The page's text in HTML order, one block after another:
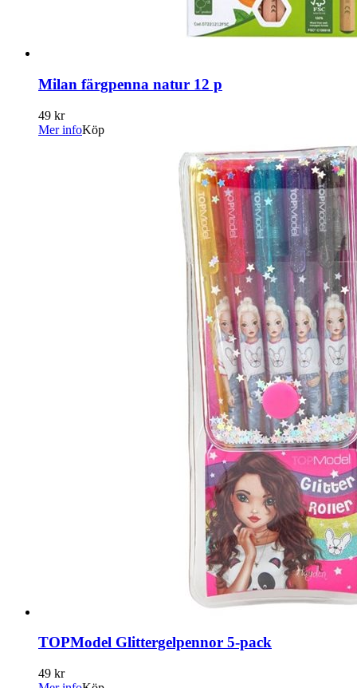
Milan färgpenna natur 12 p
49 kr
Mer infoKöp
TOPModel Glittergelpennor 5-pack
49 kr